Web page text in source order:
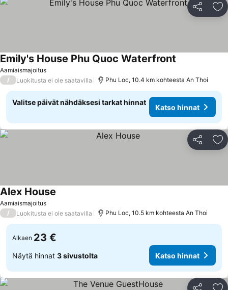
Jaa
Aamiaismajoitus
Emily's House Phu Quoc Waterfront
/ Luokitusta ei ole saatavilla Phu Loc, 10.4 km kohteesta An Thoi
Valitse päivät nähdäksesi tarkat hinnat
Katso hinnat
Jaa
Aamiaismajoitus
Alex House
/ Luokitusta ei ole saatavilla Phu Loc, 10.5 km kohteesta An Thoi
Alkaen 23 €
Näytä hinnat 3 sivustolta Katso hinnat